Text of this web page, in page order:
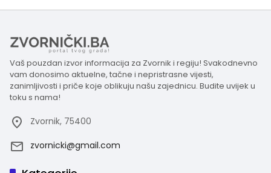
Vaš pouzdan izvor informacija za Zvornik i regiju! Svakodnevno
vam donosimo aktuelne, tačne i nepristrasne vijesti,
zanimljivosti i priče koje oblikuju našu zajednicu. Budite uvijek u
toku s nama!
Zvornik, 75400
zvornicki@gmail.com